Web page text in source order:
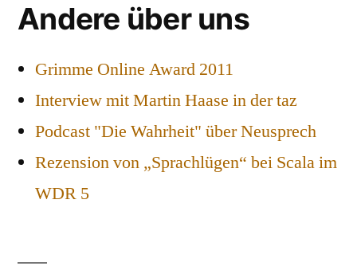
Andere über uns
Grimme Online Award 2011
Interview mit Martin Haase in der taz
Podcast "Die Wahrheit" über Neusprech
Rezension von „Sprachlügen“ bei Scala im
WDR 5